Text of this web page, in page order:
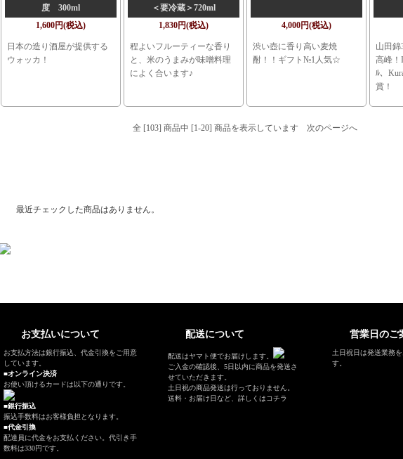
度 300ml
1,600円(税込)
日本の造り酒屋が提供する
ウォッカ！
＜要冷蔵＞720ml
1,830円(税込)
程よいフルーティーな香り
と、米のうまみが味噌料理
によく合います♪
4,000円(税込)
渋い壺に香り高い麦焼
酎！！ギフト№1人気☆
山田錦
高峰！
ﾙ、
賞！
全 [103] 商品中 [1-20] 商品を表示しています 次のページへ
最近チェックした商品はありません。
お支払いについて
お支払方法は銀行振込、代金引換をご用意
しています。
■オンライン決済
お使い頂けるカードは以下の通りです。
■銀行振込
振込手数料はお客様負担となります。
■代金引換
配達員に代金をお支払ください。代引き手
数料は330円です。
配送について
配送はヤマト便でお届けします。
ご入金の確認後、5日以内に商品を発送さ
せていただきます。
土日祝の商品発送は行っておりません。
送料・お届け日など、 詳しくはコチラ
営業日のご
土日祝日は発送業務
す。